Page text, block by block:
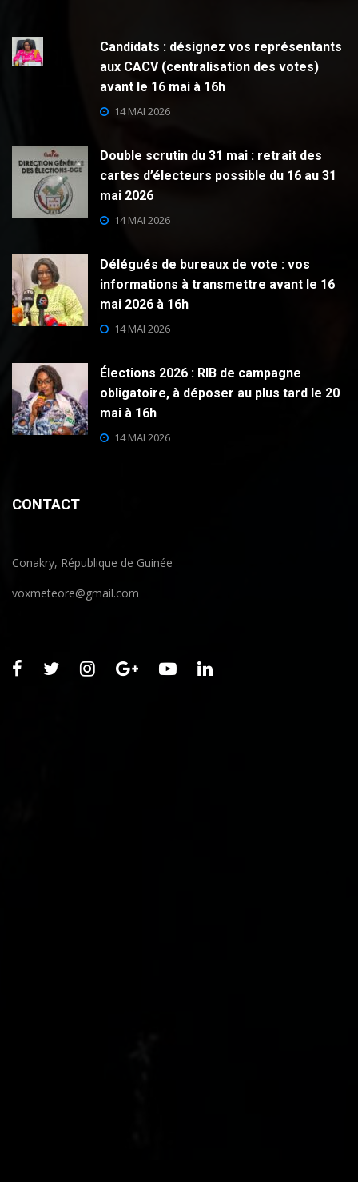
Candidats : désignez vos représentants
aux CACV (centralisation des votes)
avant le 16 mai à 16h
14 MAI 2026
Double scrutin du 31 mai : retrait des
cartes d’électeurs possible du 16 au 31
mai 2026
14 MAI 2026
Délégués de bureaux de vote : vos
informations à transmettre avant le 16
mai 2026 à 16h
14 MAI 2026
Élections 2026 : RIB de campagne
obligatoire, à déposer au plus tard le 20
mai à 16h
14 MAI 2026
CONTACT
Conakry, République de Guinée
voxmeteore@gmail.com